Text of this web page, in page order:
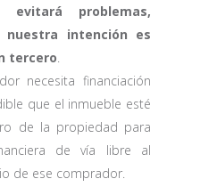
evitará problemas,
nuestra intención es
tercero.
necesita financiación
que el inmueble esté
de la propiedad para
de vía libre al
de ese comprador.